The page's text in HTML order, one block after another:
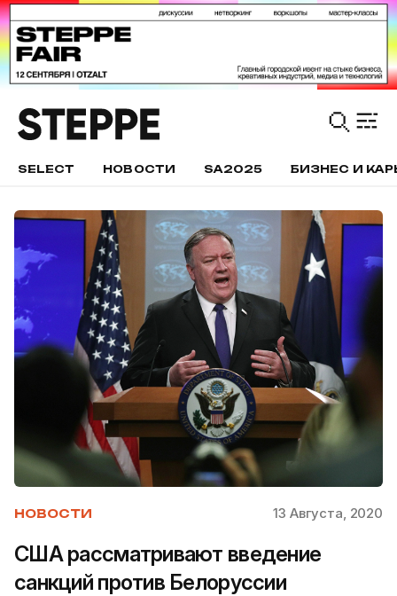
SELECT НОВОСТИ SA2025 БИЗНЕС И
НОВОСТИ 13 Августа, 2020
США рассматривают введение
санкций против Белоруссии